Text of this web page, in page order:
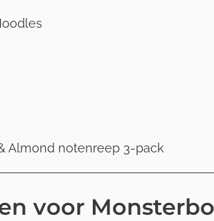
Almond notenreep 3-pack
voor